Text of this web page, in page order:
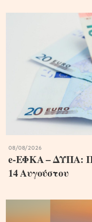
08/08/2026
e-ΕΦΚΑ – ΔΥΠΑ:
14 Αυγούστου